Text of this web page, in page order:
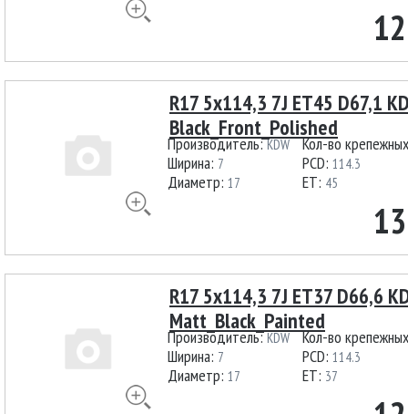
R17 5x114,3 7J ET45 D67,1
Black_Front_Polished
Производитель:KDW
Ширина: 7
Диаметр: 17
Кол-во
PCD: 114.3
ET: 45
R17 5x114,3 7J ET37 D66,6
Matt_Black_Painted
Производитель:KDW
Ширина: 7
Диаметр: 17
Кол-во
PCD: 114.3
ET: 37